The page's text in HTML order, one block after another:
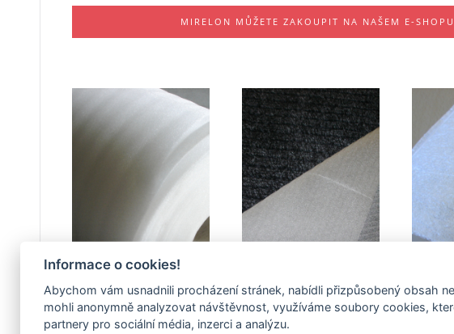
MIRELON MŮŽETE ZAKOUPIT NA NAŠEM E-
Informace o cookies!
Abychom vám usnadnili procházení stránek, nabídli přizpůsobený obsah
mohli anonymně analyzovat návštěvnost, využíváme soubory cookies,
partnery pro sociální média, inzerci a analýzu.